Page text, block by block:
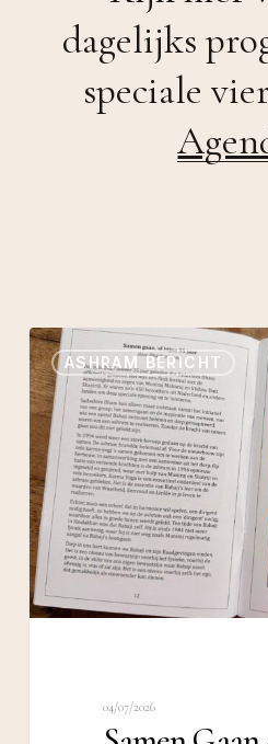
dagelijks
speciale
ASHRAM BERICHT
Samen
Gaan
–
Nieuwsbrief
juni
is
er!
04/07/2026